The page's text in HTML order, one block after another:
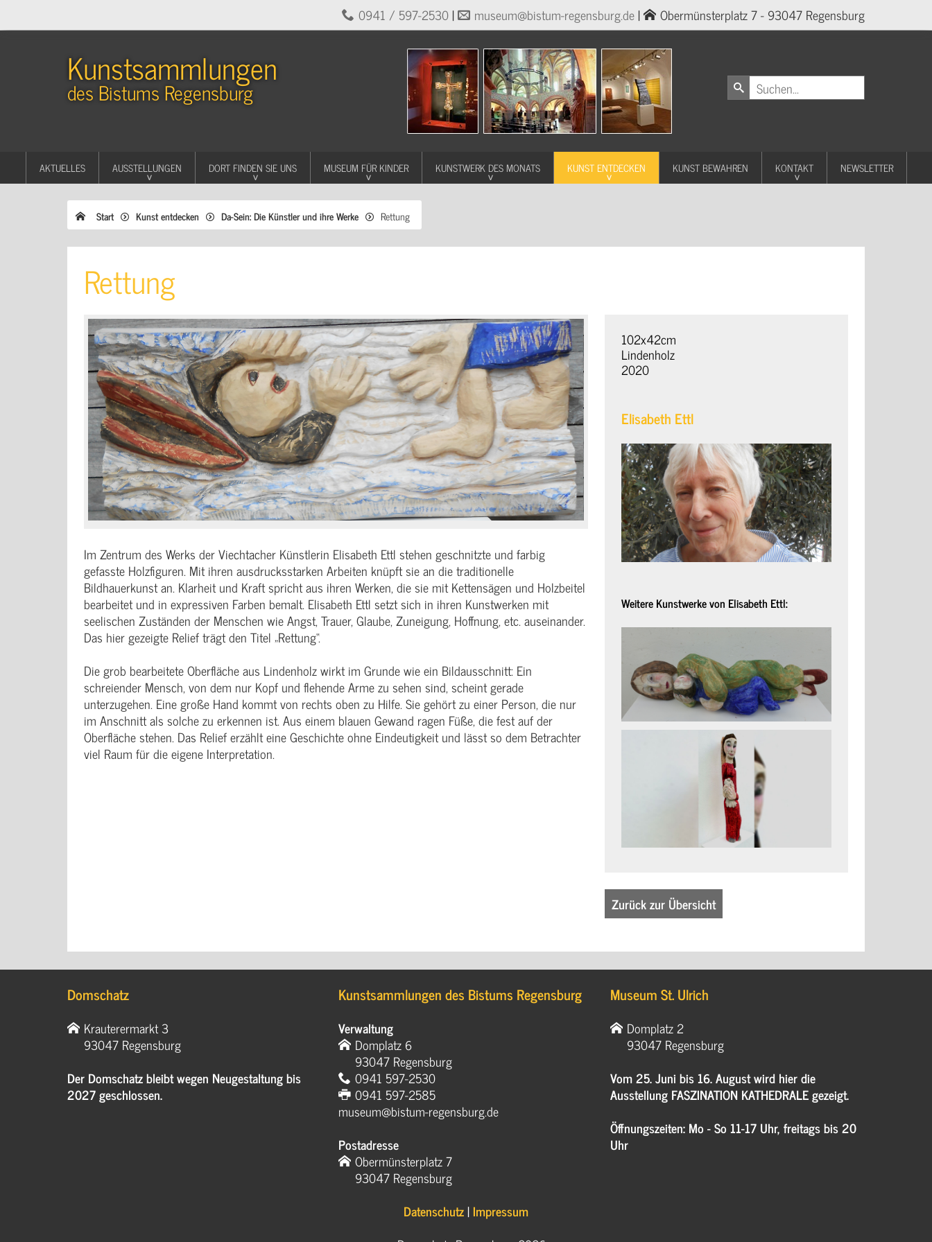
0941 / 597-2530| museum@bistum-regensburg.de| Obermünsterplatz 7 - 93047 Regensburg
Kunstsammlungen
des Bistums Regensburg
AKTUELLES AUSSTELLUNGEN DORT FINDEN SIE UNS MUSEUM FÜR KINDER KUNSTWERK DES MONATS KUNST ENTDECKEN KUNST BEWAHREN KONTAKT NEWSLETTER
Start Kunst entdecken Da-Sein: Die Künstler und ihre Werke Rettung
Rettung
Im Zentrum des Werks der Viechtacher Künstlerin Elisabeth Ettl stehen geschnitzte und farbig
gefasste Holzfiguren. Mit ihren ausdrucksstarken Arbeiten knüpft sie an die traditionelle
Bildhauerkunst an. Klarheit und Kraft spricht aus ihren Werken, die sie mit Kettensägen und Holzbeitel
bearbeitet und in expressiven Farben bemalt. Elisabeth Ettl setzt sich in ihren Kunstwerken mit
seelischen Zuständen der Menschen wie Angst, Trauer, Glaube, Zuneigung, Hoffnung, etc. auseinander.
Das hier gezeigte Relief trägt den Titel „Rettung“.
Die grob bearbeitete Oberfläche aus Lindenholz wirkt im Grunde wie ein Bildausschnitt: Ein
schreiender Mensch, von dem nur Kopf und flehende Arme zu sehen sind, scheint gerade
unterzugehen. Eine große Hand kommt von rechts oben zu Hilfe. Sie gehört zu einer Person, die nur
im Anschnitt als solche zu erkennen ist. Aus einem blauen Gewand ragen Füße, die fest auf der
Oberfläche stehen. Das Relief erzählt eine Geschichte ohne Eindeutigkeit und lässt so dem Betrachter
viel Raum für die eigene Interpretation.
102x42cm
Lindenholz
2020
Elisabeth Ettl
Weitere Kunstwerke von Elisabeth Ettl:
Zurück zur Übersicht
Domschatz
Krauterermarkt 3
93047 Regensburg
Der Domschatz bleibt wegen Neugestaltung bis
2027 geschlossen.
Kunstsammlungen des Bistums Regensburg
Verwaltung
Domplatz 6
93047 Regensburg
0941 597-2530
0941 597-2585
museum@bistum-regensburg.de
Postadresse
Obermünsterplatz 7
93047 Regensburg
Museum St. Ulrich
Domplatz 2
93047 Regensburg
Vom 25. Juni bis 16. August wird hier die
Ausstellung FASZINATION KATHEDRALE gezeigt.
Öffnungszeiten: Mo - So 11-17 Uhr, freitags bis 20
Uhr
Datenschutz|Impressum